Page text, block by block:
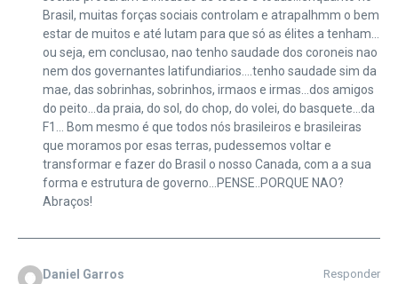
Brasil, muitas forças sociais controlam e atrapalhmm o bem
estar de muitos e até lutam para que só as élites a tenham…
ou seja, em conclusao, nao tenho saudade dos coroneis nao
nem dos governantes latifundiarios….tenho saudade sim da
mae, das sobrinhas, sobrinhos, irmaos e irmas…dos amigos
do peito…da praia, do sol, do chop, do volei, do basquete…da
F1… Bom mesmo é que todos nós brasileiros e brasileiras
que moramos por esas terras, pudessemos voltar e
transformar e fazer do Brasil o nosso Canada, com a a sua
forma e estrutura de governo…PENSE..PORQUE NAO?
Abraços!
Daniel Garros Responder